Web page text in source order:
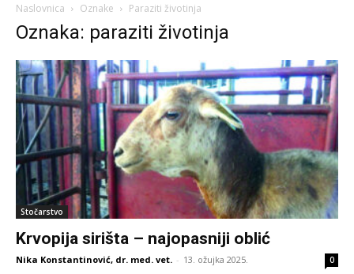
Naslovnica Oznake Paraziti životinja
Oznaka: paraziti životinja
Stočarstvo
Krvopija sirišta – najopasniji oblić
Nika Konstantinović, dr. med. vet. - 13. ožujka 2025. 0